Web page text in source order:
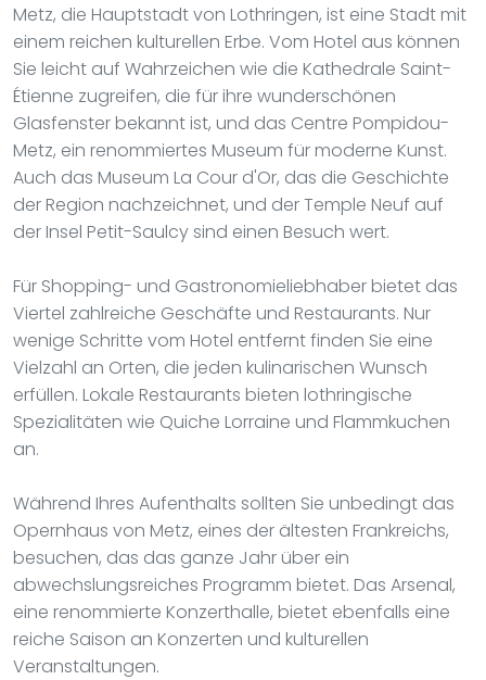
Metz, die Hauptstadt von Lothringen, ist eine Stadt mit
einem reichen kulturellen Erbe. Vom Hotel aus können
Sie leicht auf Wahrzeichen wie die Kathedrale Saint-
Étienne zugreifen, die für ihre wunderschönen
Glasfenster bekannt ist, und das Centre Pompidou-
Metz, ein renommiertes Museum für moderne Kunst.
Auch das Museum La Cour d'Or, das die Geschichte
der Region nachzeichnet, und der Temple Neuf auf
der Insel Petit-Saulcy sind einen Besuch wert.
Für Shopping- und Gastronomieliebhaber bietet das
Viertel zahlreiche Geschäfte und Restaurants. Nur
wenige Schritte vom Hotel entfernt finden Sie eine
Vielzahl an Orten, die jeden kulinarischen Wunsch
erfüllen. Lokale Restaurants bieten lothringische
Spezialitäten wie Quiche Lorraine und Flammkuchen
an.
Während Ihres Aufenthalts sollten Sie unbedingt das
Opernhaus von Metz, eines der ältesten Frankreichs,
besuchen, das das ganze Jahr über ein
abwechslungsreiches Programm bietet. Das Arsenal,
eine renommierte Konzerthalle, bietet ebenfalls eine
reiche Saison an Konzerten und kulturellen
Veranstaltungen.